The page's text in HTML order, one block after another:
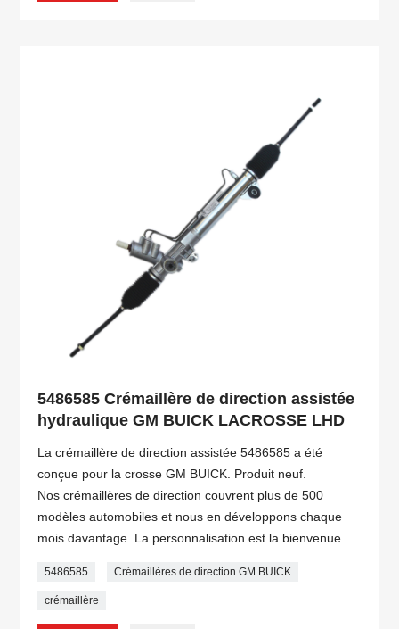
5486585 Crémaillère de direction assistée
hydraulique GM BUICK LACROSSE LHD
La crémaillère de direction assistée 5486585 a été
conçue pour la crosse GM BUICK. Produit neuf.
Nos crémaillères de direction couvrent plus de 500
modèles automobiles et nous en développons chaque
mois davantage. La personnalisation est la bienvenue.
5486585 Crémaillères de direction GM BUICK
crémaillère